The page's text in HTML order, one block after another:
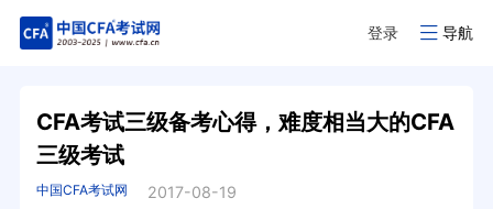
登录 导航
CFA考试三级备考心得，难度相当大的CFA
三级考试
中国CFA考试网 2017-08-19